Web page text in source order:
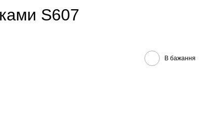
S607
В бажання